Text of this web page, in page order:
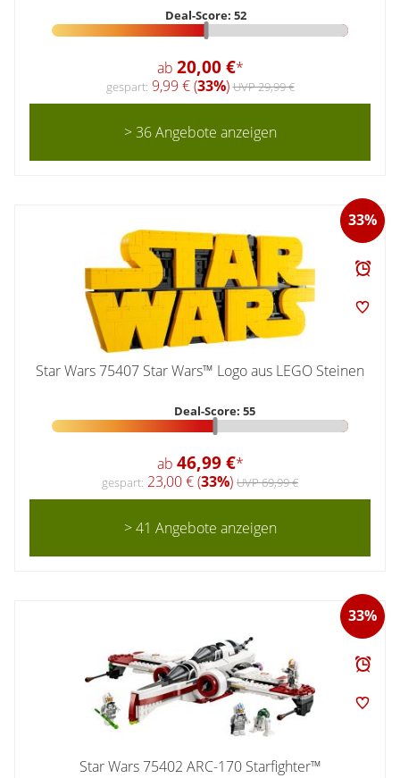
Deal-Score: 52
ab 20,00 €*
gespart: 9,99 € (33%)UVP 29,99 €
> 36 Angebote anzeigen
33%
Star Wars 75407 Star Wars™ Logo aus LEGO Steinen
Deal-Score: 55
ab 46,99 €*
gespart: 23,00 € (33%) UVP 69,99 €
> 41 Angebote anzeigen
33%
Star Wars 75402 ARC-170 Starfighter™